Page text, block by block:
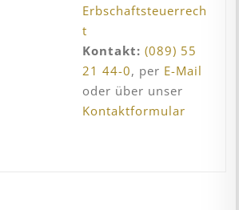
Erbschaftsteuerrech
t
Kontakt: (089) 55
21 44-0, per E-Mail
oder über unser
Kontaktformular